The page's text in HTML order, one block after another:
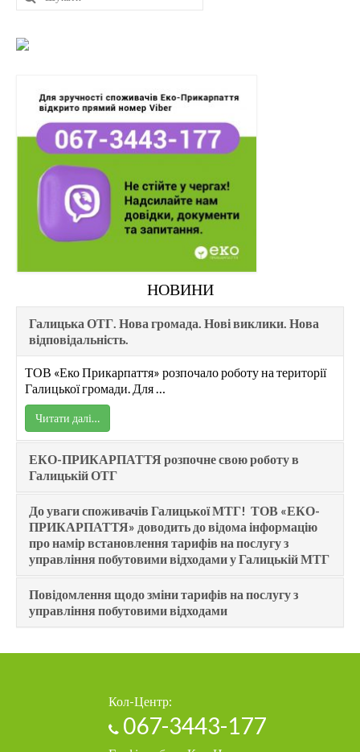
НОВИНИ
Галицька ОТГ. Нова громада. Нові виклики. Нова
відповідальність.
ТОВ «Еко Прикарпаття» розпочало роботу на території
Галицької громади. Для …
Читати далі…
ЕКО-ПРИКАРПАТТЯ розпочне свою роботу в
Галицькій ОТГ
До уваги споживачів Галицької МТГ! ТОВ «ЕКО-
ПРИКАРПАТТЯ» доводить до відома інформацію
про намір встановлення тарифів на послугу з
управління побутовими відходами у Галицькій МТГ
Повідомлення щодо зміни тарифів на послугу з
управління побутовими відходами
Кол-Центр:
067-3443-177